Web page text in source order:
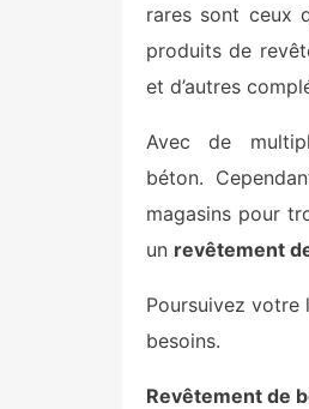
rares sont ceux
produits de
et d’autres
Avec de
béton.
magasins pour
un revêtement
Poursuivez
besoins.
Revêtement de